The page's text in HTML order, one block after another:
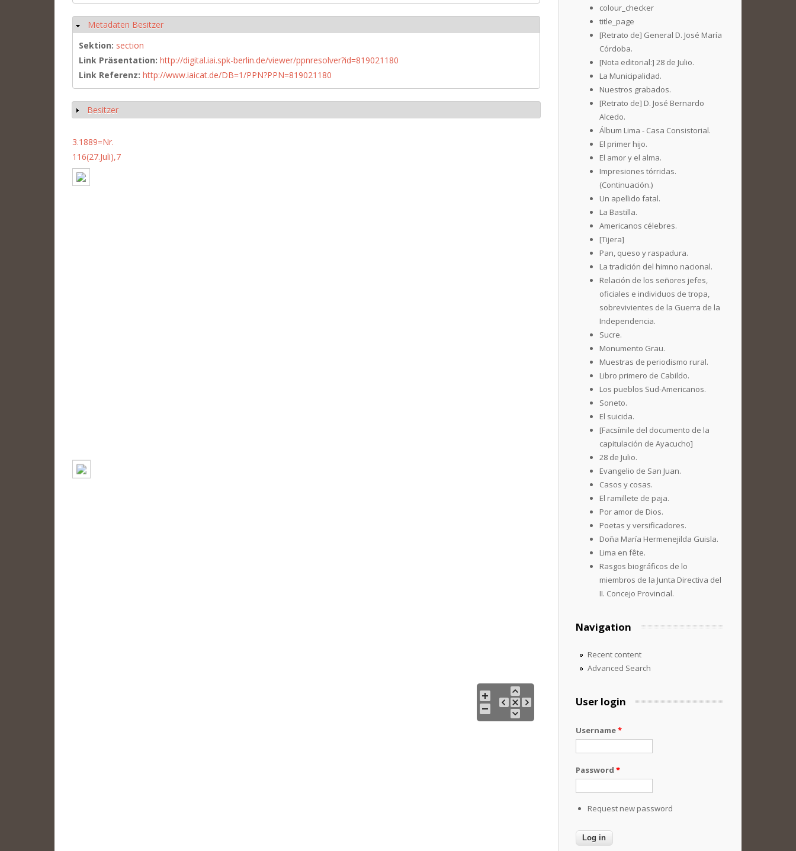
Hide
Metadaten Besitzer
Sektion: section
Link Präsentation: http://digital.iai.spk-berlin.de/viewer/ppnresolver?id=819021180
Link Referenz: http://www.iaicat.de/DB=1/PPN?PPN=819021180
Show
Besitzer
3.1889=Nr.
116(27.Juli),7
colour_checker
title_page
[Retrato de] General D. José María
Córdoba.
[Nota editorial:] 28 de Julio.
La Municipalidad.
Nuestros grabados.
[Retrato de] D. José Bernardo
Alcedo.
Álbum Lima - Casa Consistorial.
El primer hijo.
El amor y el alma.
Impresiones tórridas.
(Continuación.)
Un apellido fatal.
La Bastilla.
Americanos célebres.
[Tijera]
Pan, queso y raspadura.
La tradición del himno nacional.
Relación de los señores jefes,
oficiales e individuos de tropa,
sobrevivientes de la Guerra de la
Independencia.
Sucre.
Monumento Grau.
Muestras de periodismo rural.
Libro primero de Cabildo.
Los pueblos Sud-Americanos.
Soneto.
El suicida.
[Facsímile del documento de la
capitulación de Ayacucho]
28 de Julio.
Evangelio de San Juan.
Casos y cosas.
El ramillete de paja.
Por amor de Dios.
Poetas y versificadores.
Doña María Hermenejilda Guisla.
Lima en fête.
Rasgos biográficos de lo
miembros de la Junta Directiva del
II. Concejo Provincial.
Navigation
Recent content
Advanced Search
User login
Username*
Password *
Request new password